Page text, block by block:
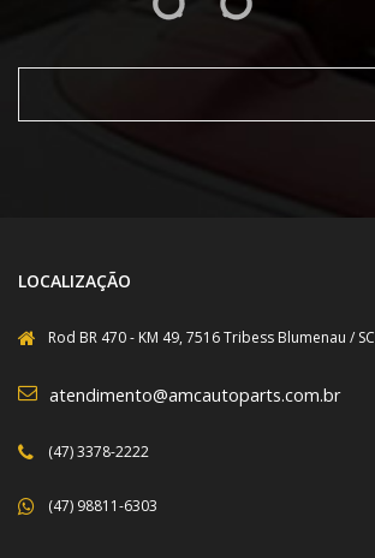
LOCALIZAÇÃO
Rod BR 470 - KM 49, 7516 Tribess Blumenau / SC
atendimento@amcautoparts.com.br
(47) 3378-2222
(47) 98811-6303